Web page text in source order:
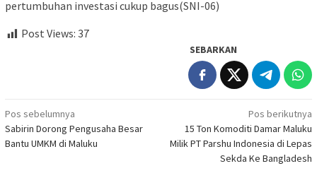
pertumbuhan investasi cukup bagus(SNI-06)
Post Views: 37
SEBARKAN
Navigasi
pos
Pos sebelumnya
Sabirin Dorong Pengusaha Besar
Bantu UMKM di Maluku
Pos berikutnya
15 Ton Komoditi Damar Maluku
Milik PT Parshu Indonesia di Lepas
Sekda Ke Bangladesh